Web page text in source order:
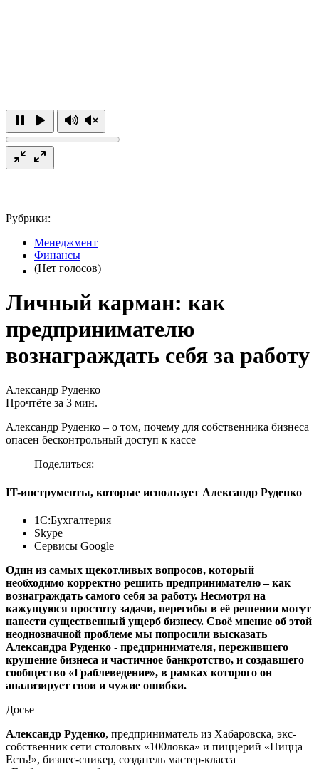
Рубрики:
Менеджмент
Финансы
(Нет голосов)
Личный карман: как
предпринимателю
вознаграждать себя за работу
Александр Руденко
Прочтёте за 3 мин.
Александр Руденко – о том, почему для собственника бизнеса
опасен бесконтрольный доступ к кассе
Поделиться:
IT-инструменты, которые использует Александр Руденко
1С:Бухгалтерия
Skype
Сервисы Google
Один из самых щекотливых вопросов, который
необходимо корректно решить предпринимателю – как
вознаграждать самого себя за работу. Несмотря на
кажущуюся простоту задачи, перегибы в её решении могут
нанести существенный ущерб бизнесу. Своё мнение об этой
неоднозначной проблеме мы попросили высказать
Александра Руденко - предпринимателя, пережившего
крушение бизнеса и частичное банкротство, и создавшего
сообщество «Граблеведение», в рамках которого он
анализирует свои и чужие ошибки.
Досье
Александр Руденко, предприниматель из Хабаровска, экс-
собственник сети столовых «100ловка» и пиццерий «Пицца
Есть!», бизнес-спикер, создатель мастер-класса